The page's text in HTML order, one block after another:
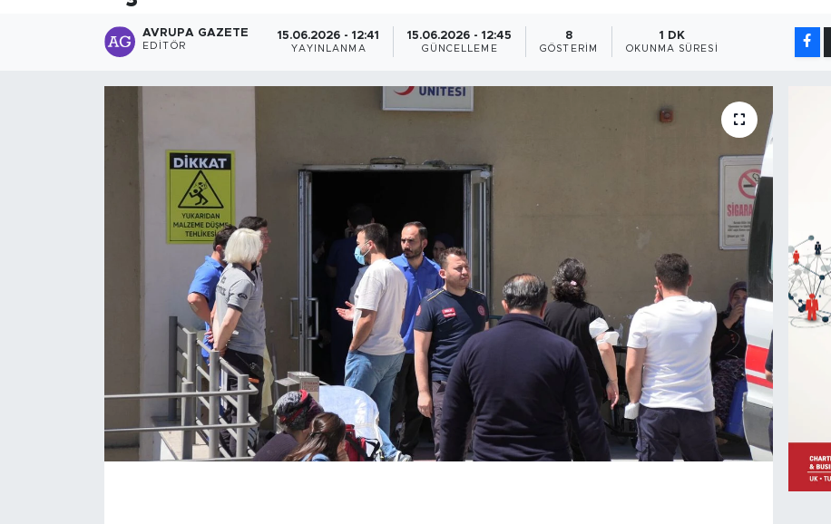
AVRUPA GAZETE
EDITÖR
15.06.2026 - 12:41
YAYINLANMA
15.06.2026 - 12:45
GÜNCELLEME
8
GÖSTERIM
1 DK
OKUNMA SÜRESI